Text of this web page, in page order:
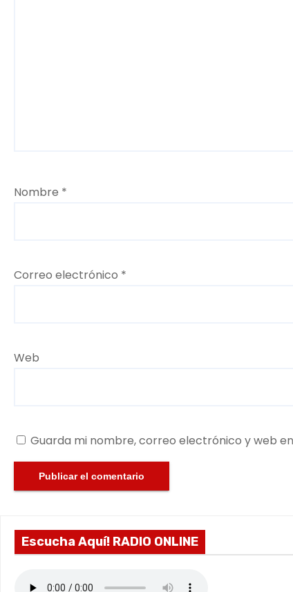
Nombre *
Correo electrónico *
Web
Guarda mi nombre, correo electrónico y web
Escucha Aquí! RADIO ONLINE